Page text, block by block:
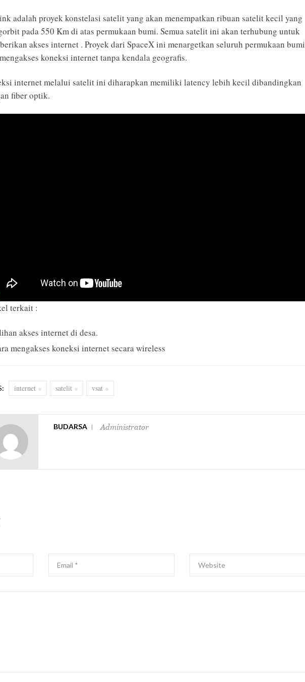
adalah proyek konstelasi satelit yang akan menempatkan ribuan satelit kecil yang
pada 550 Km di atas permukaan bumi. Semua satelit ini akan terhubung untuk
akses internet . Proyek dari SpaceX ini menargetkan seluruh permukaan bumi
koneksi internet tanpa kendala geografis.
internet melalui satelit ini diharapkan memiliki latency lebih kecil dibandingkan
fiber optik.
terkait :
akses internet di desa.
mengakses koneksi internet secara wireless
internet satelit vsat
BUDARSA Administrator